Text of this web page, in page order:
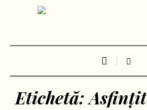
Etichetă:Asfințit